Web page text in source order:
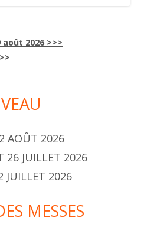
2026 >>>
AOÛT 2026
26 JUILLET 2026
JUILLET 2026
MESSES